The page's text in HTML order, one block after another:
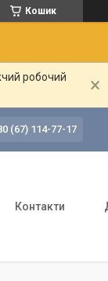
Кошик
робочий
(67) 114-77-17
Контакти